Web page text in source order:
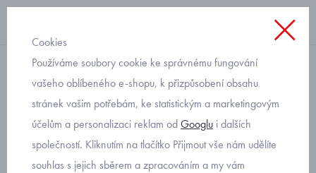
legínky
Jamiks kojenecké pudrové
legínky
Cookies
Používáme soubory cookie ke správnému fungování
vašeho oblíbeného e-shopu, k přizpůsobení obsahu
stránek vašim potřebám, ke statistickým a marketingovým
účelům a personalizaci reklam odGooglu i dalších
společností. Kliknutím na tlačítko Přijmout vše nám udělíte
souhlas s jejich sběrem a zpracováním a my vám